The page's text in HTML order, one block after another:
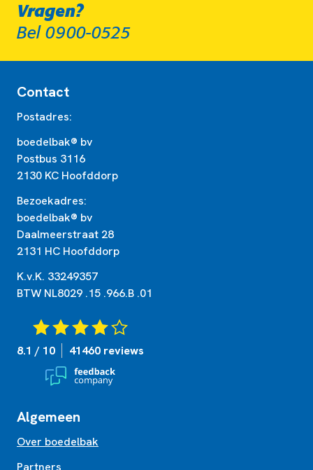
Vragen?
Bel 0900-0525
Contact
Postadres:
boedelbak® bv
Postbus 3116
2130 KC Hoofddorp
Bezoekadres:
boedelbak® bv
Daalmeerstraat 28
2131 HC Hoofddorp
K.v.K. 33249357
BTW NL8029 .15 .966.B .01
8.1 / 10 41460 reviews
Algemeen
Over boedelbak
Partners